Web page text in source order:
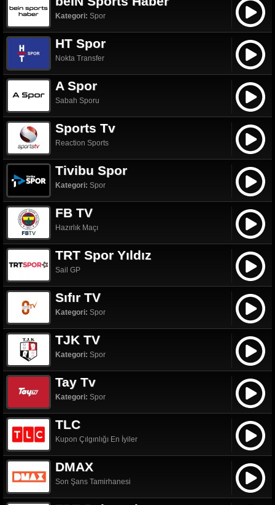
Kategori: Spor
HT Spor
Nokta Transfer
A Spor
Sabah Sporu
Sports Tv
Reaction Sports
Tivibu Spor
Kategori: Spor
FB TV
Hazırlık Maçı
TRT Spor Yıldız
Sail GP
Sıfır TV
Kategori: Spor
TJK TV
Kategori: Spor
Tay Tv
Kategori: Spor
TLC
Kupon Çılgınlığı En İyiler
DMAX
Son Şans Tamirhanesi